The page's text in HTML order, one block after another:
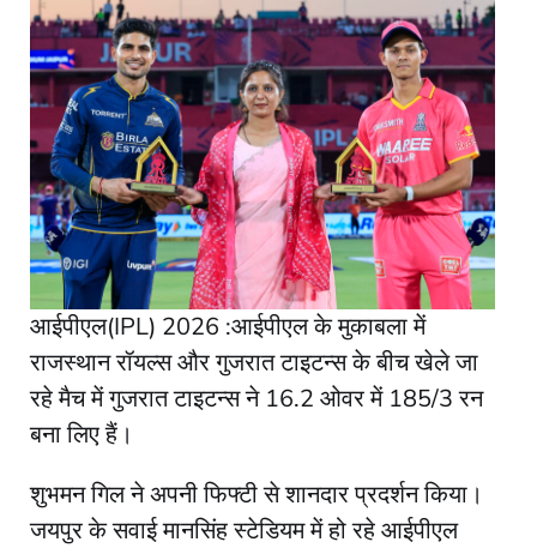
आईपीएल(IPL) 2026 :आईपीएल के मुकाबला में
राजस्थान रॉयल्स और गुजरात टाइटन्स के बीच खेले जा
रहे मैच में गुजरात टाइटन्स ने 16.2 ओवर में 185/3 रन
बना लिए हैं।
शुभमन गिल ने अपनी फिफ्टी से शानदार प्रदर्शन किया।
जयपुर के सवाई मानसिंह स्टेडियम में हो रहे आईपीएल